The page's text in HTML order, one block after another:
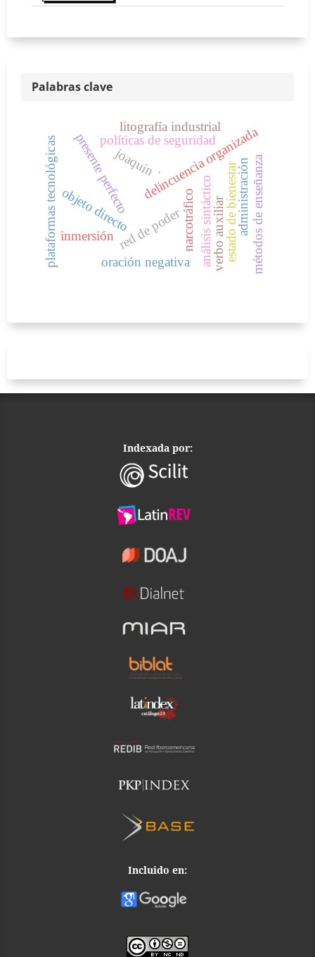
Palabras clave
.
narcotráfico
delincuencia organizada
políticas de seguridad
red de poder
joaquín
análisis sintáctico
oración negativa
presente perfecto
verbo auxiliar
objeto directo
plataformas tecnológicas estado de bienestaradministración
inmersión métodos de enseñanza
litografía industrial
Indexada por:
Incluido en: